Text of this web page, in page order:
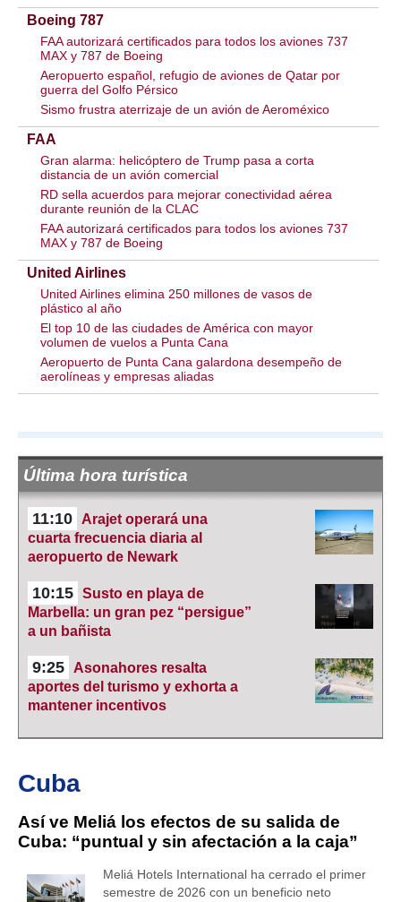
Boeing 787
FAA autorizará certificados para todos los aviones 737
MAX y 787 de Boeing
Aeropuerto español, refugio de aviones de Qatar por
guerra del Golfo Pérsico
Sismo frustra aterrizaje de un avión de Aeroméxico
FAA
Gran alarma: helicóptero de Trump pasa a corta
distancia de un avión comercial
RD sella acuerdos para mejorar conectividad aérea
durante reunión de la CLAC
FAA autorizará certificados para todos los aviones 737
MAX y 787 de Boeing
United Airlines
United Airlines elimina 250 millones de vasos de
plástico al año
El top 10 de las ciudades de América con mayor
volumen de vuelos a Punta Cana
Aeropuerto de Punta Cana galardona desempeño de
aerolíneas y empresas aliadas
Última hora turística
11:10
Arajet operará una
cuarta frecuencia diaria al
aeropuerto de Newark
10:15 Susto en playa de
Marbella: un gran pez “persigue”
a un bañista
9:25
Asonahores resalta
aportes del turismo y exhorta a
mantener incentivos
Cuba
Así ve Meliá los efectos de su salida de
Cuba: “puntual y sin afectación a la caja”
Meliá Hotels International ha cerrado el primer
semestre de 2026 con un beneficio neto